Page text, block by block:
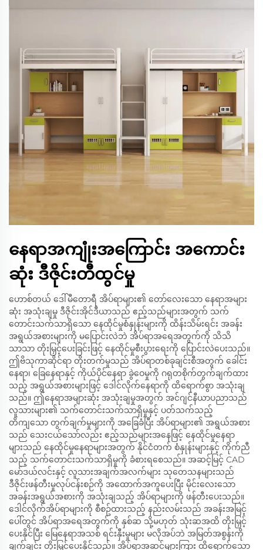
နေရာအကျုံးအကြောင်း အကောင်း
ဆုံး ဒီဇိုင်းတီထွင်မှု
ဟောစ်တယ် ဒေါ်မီတောရီ အိပ်ရာများ၏ တော်လေးသော နေရာအများ
ဆုံး အသုံးချမှု ဒီဇိုင်းအိုင်ဒီယာသည် ဧည့်သည်များအတွက် သက်
တောင်းသက်သာရှိသော နေထိုင်မှုစံနှုန်းများကို ထိန်းသိမ်းရင်း အခန်း
အရွယ်အစားများကို မပြောင်းလဲဘဲ အိပ်ရာအရေအတွက်ကို သိသိ
သာသာ တိုးမြှင့်ပေးခြင်းဖြင့် နေထိုင်မှုစီးပွားရေးကို ပြောင်းလဲပေးသည်။
ဤဗိသုကာဆိုင်ရာ တိုးတက်မှုသည် အိပ်ရာတစ်ခုချင်းစီအတွက် ခေါင်း
နေရာ၊ ခြေနေရာနှင့် ကိုယ်ပိုင်နေရာ ခွဲဝေမှုကို ဂရုတစိုက်တွက်ချက်ထား
သည့် အရွယ်အစားများဖြင့် ဒေါင်လိုက်နေရာကို ထိရောက်စွာ အသုံးချ
သည်။ ဤနေရာအများဆုံး အသုံးချမှုအတွက် အင်ဂျင်နီယာပညာသည်
လူသားများ၏ သက်တောင်းသက်သာရှိမှုနှင့် ပတ်သက်သည့်
တိကျသော တွက်ချက်မှုများကို အခြေခံပြီး အိပ်ရာများ၏ အရွယ်အစား
သည် သေးငယ်သော်လည်း ဧည့်သည်များအနေဖြင့် နေထိုင်မှုနေရာ
များသည် နေထိုင်မှုနေရာများအတွက် နိုင်ငံတက် စံနှုန်းများနှင့် ကိုက်ညီ
သည့် သက်တောင်းသက်သာရှိမှုကို ခံစားရစေသည်။ အဆင့်မြင့် CAD
မော်ဒယ်လင်းနှင့် လူသားအချက်အလက်များ သုတေသနများသည်
ဒီဇိုင်းဖန်တီးမှုလုပ်ငန်းစဉ်ကို အထောက်အကူပေးပြီး မိုင်းလေးသော
အခန်းအရွယ်အစားကို အသုံးချသည့် အိပ်ရာများကို ဖန်တီးပေးသည်။
ဒေါင်လိုက်အိပ်ရာများကို စီစဥ်ထားသည့် နည်းလမ်းသည် အခန်းအမြင့်
ပေါ်တွင် အိပ်ရာအရေအတွက်ကို နှစ်ဆ သို့မဟုတ် သုံးဆအထိ တိုးမြှင့်
ပေးနိုင်ပြီး မြေနေရာအသစ် ရင်းနှီးမှုများ မလိုအပ်ဘဲ အမြတ်အစွန်းကို
ချက်ချင်း တိုးမြှင့်ပေးနိုင်သည်။ အိပ်ရာအဆင့်များကြား ထိရောက်သော